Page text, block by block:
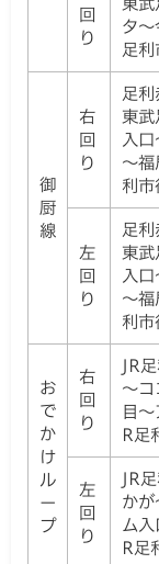
回
り
東武
タ～
足利
御
厨
線
右
回
り
足利
東武
入口
～福
利市
左
回
り
足利
東武
入口
～福
利市
お
で
か
け
ル
ー
プ
右
回
り
JR
～コ
目
R足
左
回
り
JR
かが
ム入
R足